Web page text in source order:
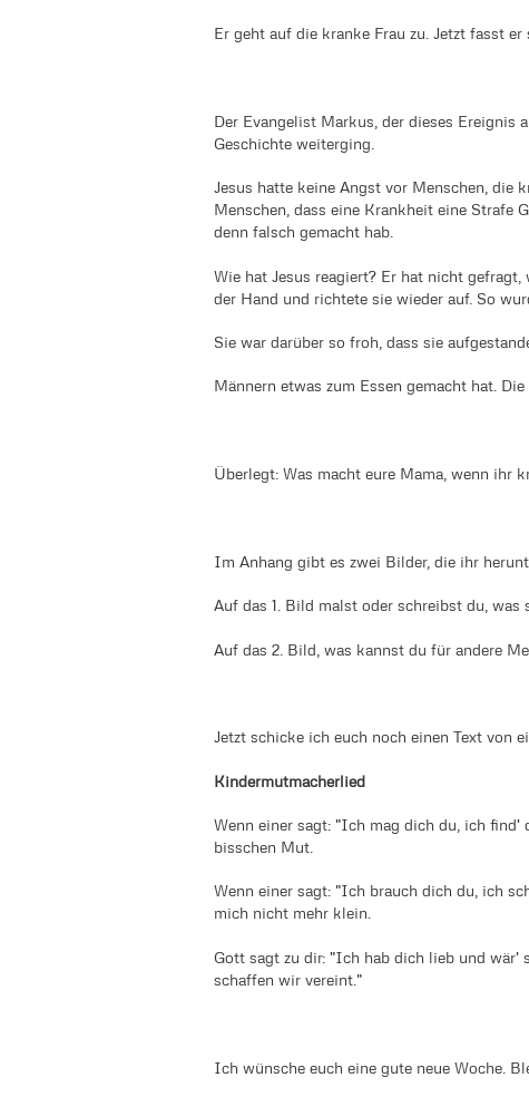
Er geht auf die kranke Frau zu. Jetzt fasst
Der Evangelist Markus, der dieses Ereignis
Geschichte weiterging.
Jesus hatte keine Angst vor Menschen, die
Menschen, dass eine Krankheit eine Strafe
denn falsch gemacht hab.
Wie hat Jesus reagiert? Er hat nicht
der Hand und richtete sie wieder auf. So
Sie war darüber so froh, dass sie
Männern etwas zum Essen gemacht hat.
Überlegt: Was macht eure Mama, wenn ihr
Im Anhang gibt es zwei Bilder, die ihr
Auf das 1. Bild malst oder schreibst du,
Auf das 2. Bild, was kannst du für andere
Jetzt schicke ich euch noch einen Text von
Kindermutmacherlied
Wenn einer sagt: "Ich mag dich du, ich find'
bisschen Mut.
Wenn einer sagt: "Ich brauch dich du, ich
mich nicht mehr klein.
Gott sagt zu dir: "Ich hab dich lieb und wär'
schaffen wir vereint."
Ich wünsche euch eine gute neue Woche.